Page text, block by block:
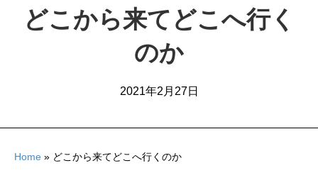
どこから来てどこへ行く
のか
2021年2月27日
Home » どこから来てどこへ行くのか